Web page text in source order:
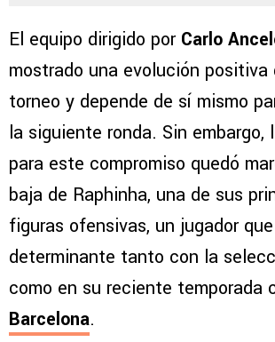
El equipo dirigido por Carlo
mostrado una evolución positiva
torneo y depende de sí mismo
la siguiente ronda. Sin embargo,
para este compromiso quedó
baja de Raphinha, una de sus
figuras ofensivas, un jugador
determinante tanto con la
como en su reciente temporada
Barcelona.